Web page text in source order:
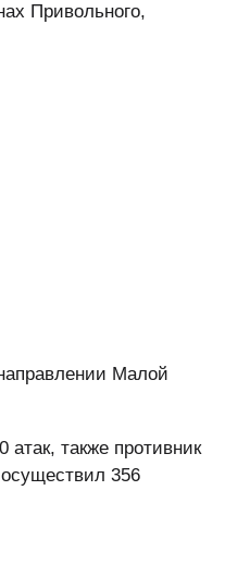
Привольного,
Малой
также противник
356